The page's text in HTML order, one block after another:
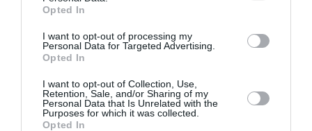
Opted In
I want to opt-out of processing my
Personal Data for Targeted Advertising.
Opted In
I want to opt-out of Collection, Use,
Retention, Sale, and/or Sharing of my
Personal Data that Is Unrelated with the
Purposes for which it was collected.
Opted In
LE 6 AOÛT 1909 DANS LE
CIEL : ROGER SOMMER